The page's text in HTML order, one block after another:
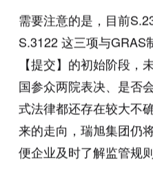
需要注意的是，目前
S.3122 这三项与GRAS
【提交】的初始阶段，
国参众两院表决、是否
式法律都还存在较大不
来的走向，瑞旭集团仍
便企业及时了解监管规